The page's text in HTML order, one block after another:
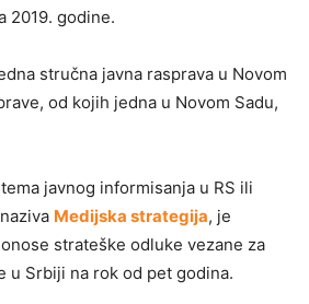
2019. godine.
stručna javna rasprava u Novom
od kojih jedna u Novom Sadu,
javnog informisanja u RS ili
Medijska strategija, je
strateške odluke vezane za
u Srbiji na rok od pet godina.